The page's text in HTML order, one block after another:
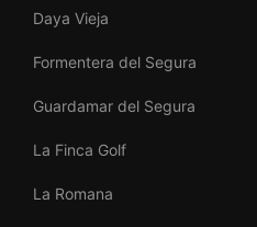
Daya Vieja
Formentera del Segura
Guardamar del Segura
La Finca Golf
La Romana